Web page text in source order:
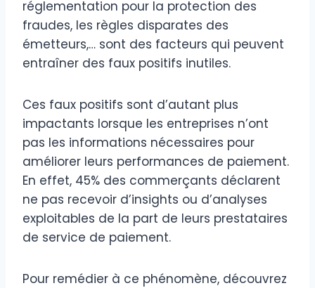
réglementation pour la protection des
fraudes, les règles disparates des
émetteurs,… sont des facteurs qui peuvent
entraîner des faux positifs inutiles.
Ces faux positifs sont d’autant plus
impactants lorsque les entreprises n’ont
pas les informations nécessaires pour
améliorer leurs performances de paiement.
En effet, 45% des commerçants déclarent
ne pas recevoir d’insights ou d’analyses
exploitables de la part de leurs prestataires
de service de paiement.
Pour remédier à ce phénomène, découvrez